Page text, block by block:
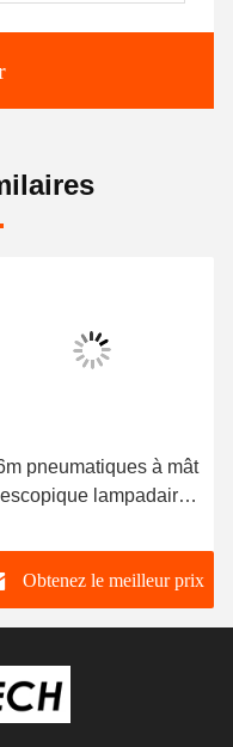
pneumatiques à mât
lampadaire à
4x60W LED -
- pour tour
mobile ou tour
Obtenez le meilleur prix